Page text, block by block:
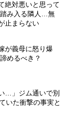
絶対悪いと思って
み入る隣人…無
止まらない
が義母に怒り爆
めるべき？
…」ジム通いで別
いた衝撃の事実と